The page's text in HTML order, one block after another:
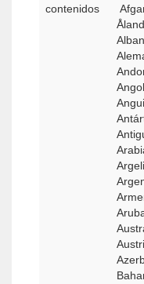
contenidos
Åland